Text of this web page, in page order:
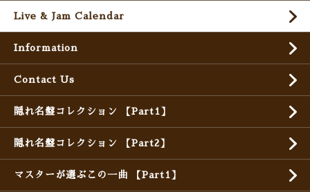
Live & Jam Calendar
Information
Contact Us
隠れ名盤コレクション 【Part1】
隠れ名盤コレクション 【Part2】
マスターが選ぶこの一曲 【Part1】